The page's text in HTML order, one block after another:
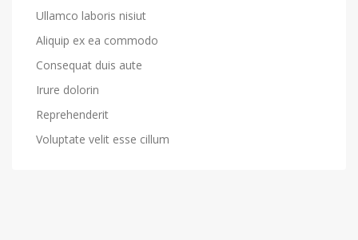
Ullamco laboris nisiut
Aliquip ex ea commodo
Consequat duis aute
Irure dolorin
Reprehenderit
Voluptate velit esse cillum